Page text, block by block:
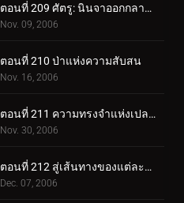
ตอนที่ 209 ศัตรู: นินจาออกกลางคัน
Nov. 09, 2006
ตอนที่ 210 ป่าแห่งความสับสน
Nov. 16, 2006
ตอนที่ 211 ความทรงจำแห่งเปลวไฟ
Nov. 30, 2006
ตอนที่ 212 สู่เส้นทางของแต่ละคน
Dec. 07, 2006